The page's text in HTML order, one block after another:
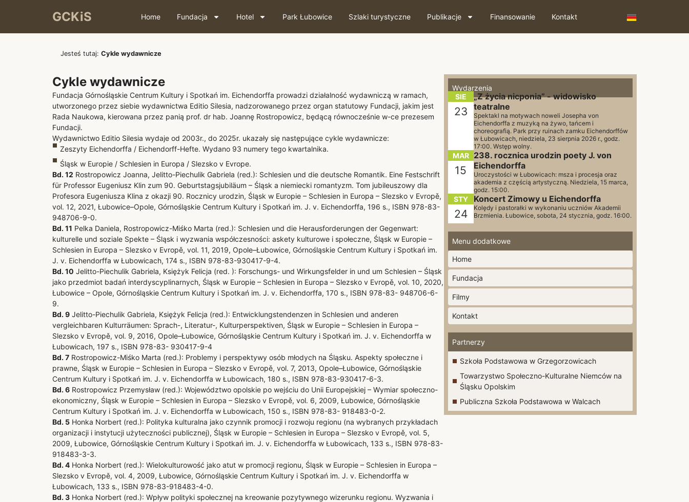
GCKiS Home Fundacja Hotel Park Łubowice Szlaki turystyczne Publikacje Finansowanie Kontakt
Jesteś tutaj: Cykle wydawnicze
Cykle wydawnicze
Fundacja Górnośląskie Centrum Kultury i Spotkań im. Eichendorffa prowadzi działalność wydawniczą w ramach,
utworzonego przez siebie wydawnictwa Editio Silesia, nadzorowanego przez organ statutowy Fundacji, jakim jest
Rada Naukowa, kierowana przez panią prof. dr hab. Joannę Rostropowicz, będącą równocześnie w-ce prezesem
Fundacji.
Wydawnictwo Editio Silesia wydaje od 2003r., do 2025r. ukazały się następujące cykle wydawnicze:
Zeszyty Eichendorffa / Eichendorff-Hefte. Wydano 93 numery tego kwartalnika.
Śląsk w Europie / Schlesien in Europa / Slezsko v Evrope.
Bd. 12 Rostropowicz Joanna, Jelitto-Piechulik Gabriela (red.): Schlesien und die deutsche Romantik. Eine Festschrift
für Professor Eugeniusz Klin zum 90. Geburtstagsjubiläum – Śląsk a niemiecki romantyzm. Tom jubileuszowy dla
Profesora Eugeniusza Klina z okazji 90. Rocznicy urodzin, Śląsk w Europie – Schlesien in Europa – Slezsko v Evropě,
vol. 12, 2021, Łubowice–Opole, Górnośląskie Centrum Kultury i Spotkań im. J. v. Eichendorffa, 196 s., ISBN 978-83-
948706-9-0.
Bd. 11 Pelka Daniela, Rostropowicz-Miśko Marta (red.): Schlesien und die Herausforderungen der Gegenwart:
kulturelle und soziale Spekte – Śląsk i wyzwania współczesności: askety kulturowe i społeczne, Śląsk w Europie –
Schlesien in Europa – Slezsko v Evropě, vol. 11, 2019, Opole–Łubowice, Górnośląskie Centrum Kultury i Spotkań im.
J. v. Eichendorffa w Łubowicach, 174 s., ISBN 978-83-930417-9-4.
Bd. 10 Jelitto-Piechulik Gabriela, Księżyk Felicja (red. ): Forschungs- und Wirkungsfelder in und um Schlesien – Śląsk
jako przedmiot badań interdyscyplinarnych, Śląsk w Europie – Schlesien in Europa – Slezsko v Evropě, vol. 10, 2020,
Łubowice – Opole, Górnośląskie Centrum Kultury i Spotkań im. J. v. Eichendorffa, 170 s., ISBN 978-83- 948706-6-
9.
Bd. 9 Jelitto-Piechulik Gabriela, Księżyk Felicja (red.): Entwicklungstendenzen in Schlesien und anderen
vergleichbaren Kulturräumen: Sprach-, Literatur-, Kulturperspektiven, Śląsk w Europie – Schlesien in Europa –
Slezsko v Evropě, vol. 9, 2016, Opole–Łubowice, Górnośląskie Centrum Kultury i Spotkań im. J. v. Eichendorffa w
Łubowicach, 197 s., ISBN 978-83- 930417-9-4
Bd. 7 Rostropowicz-Miśko Marta (red.): Problemy i perspektywy osób młodych na Śląsku. Aspekty społeczne i
prawne, Śląsk w Europie – Schlesien in Europa – Slezsko v Evropě, vol. 7, 2013, Opole–Łubowice, Górnośląskie
Centrum Kultury i Spotkań im. J. v. Eichendorffa w Łubowicach, 180 s., ISBN 978-83-930417-6-3.
Bd. 6 Rostropowicz Przemysław (red.): Województwo opolskie po wejściu do Unii Europejskiej – Wymiar społeczno-
ekonomiczny, Śląsk w Europie – Schlesien in Europa – Slezsko v Evropě, vol. 6, 2009, Łubowice, Górnośląskie
Centrum Kultury i Spotkań im. J. v. Eichendorffa w Łubowicach, 150 s., ISBN 978-83- 918483-0-2.
Bd. 5 Honka Norbert (red.): Polityka kulturalna jako czynnik promocji i rozwoju regionu (na wybranych przykładach
organizacji i instytucji użyteczności publicznej), Śląsk w Europie – Schlesien in Europa – Slezsko v Evropě, vol. 5,
2009, Łubowice, Górnośląskie Centrum Kultury i Spotkań im. J. v. Eichendorffa w Łubowicach, 133 s., ISBN 978-83-
918483-3-3.
Bd. 4 Honka Norbert (red.): Wielokulturowość jako atut w promocji regionu, Śląsk w Europie – Schlesien in Europa –
Slezsko v Evropě, vol. 4, 2009, Łubowice, Górnośląskie Centrum Kultury i Spotkań im. J. v. Eichendorffa w
Łubowicach, 133 s., ISBN 978-83-918483-4-0.
Bd. 3 Honka Norbert (red.): Wpływ polityki społecznej na kreowanie pozytywnego wizerunku regionu. Wyzwania i
Wydarzenia
SIE
23
„Z życia nicponia” - widowisko
teatralne
Spektakl na motywach noweli Josepha von
Eichendorffa z muzyką na żywo, tańcem i
choreografią. Park przy ruinach zamku Eichendorffów
w Łubowicach, niedziela, 23 sierpnia 2026 r., godz.
17:00. Wstęp wolny.
MAR
15
238. rocznica urodzin poety J. von
Eichendorffa
Uroczystości w Łubowicach: msza i procesja oraz
akademia z częścią artystyczną. Niedziela, 15 marca,
godz. 15:00.
STY
24
Koncert Zimowy u Eichendorffa
Kolędy i pastorałki w wykonaniu uczniów Akademii
Brzmienia. Łubowice, sobota, 24 stycznia, godz. 16:00.
Menu dodatkowe
Home
Fundacja
Filmy
Kontakt
Partnerzy
Szkoła Podstawowa w Grzegorzowicach
Towarzystwo Społeczno-Kulturalne Niemców na
Śląsku Opolskim
Publiczna Szkoła Podstawowa w Walcach